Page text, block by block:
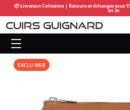
📦 Livraison Colissimo | Retours et échanges sous
en 3x
EXCLU WEB